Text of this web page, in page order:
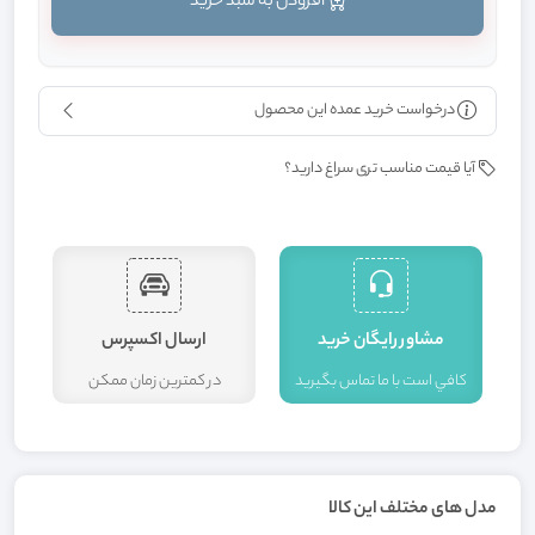
درخواست خرید عمده این محصول
آیا قیمت مناسب تری سراغ دارید؟
مشاور رايگان خريد
کافي است با ما تماس بگيريد
ارسال اکسپرس
در کمترين زمان ممکن
مدل های مختلف این کالا